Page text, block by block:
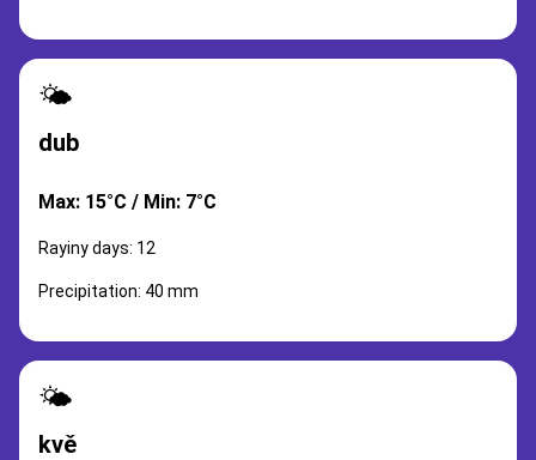
🌤️
dub
Max: 15°C / Min: 7°C
Rayiny days: 12
Precipitation: 40 mm
🌤️
kvě